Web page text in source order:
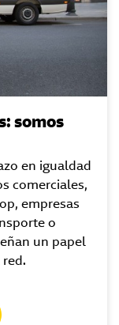
somos
en igualdad
comerciales,
empresas
o
un papel